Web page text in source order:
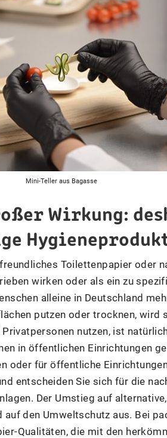
Mini-Teller aus Bagasse
Wirkung:
Toilettenpapier oder
wirken oder als ein zu
alleine in Deutschland
putzen oder trocknen, wird
nutzen, ist
in öffentlichen Einrichtungen
oder für öffentliche
entscheiden Sie sich für die
Der Umstieg auf
den Umweltschutz aus. Bei
Qualitäten, die mit den